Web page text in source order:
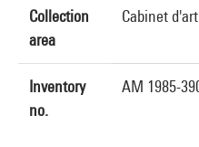
Collection
area
Cabinet
Inventory
no.
AM 1985-